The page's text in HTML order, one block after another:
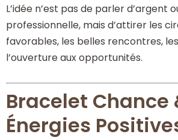
L’idée n’est pas de parler d’argent
professionnelle, mais d’attirer les
favorables, les belles rencontres,
l’ouverture aux opportunités.
Bracelet Chance
Énergies